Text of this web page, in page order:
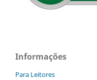
Informações
Para Leitores